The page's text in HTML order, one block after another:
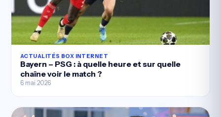
ACTUALITÉS BOX INTERNET
Bayern – PSG : à quelle heure et sur quelle
chaîne voir le match ?
6 mai 2026